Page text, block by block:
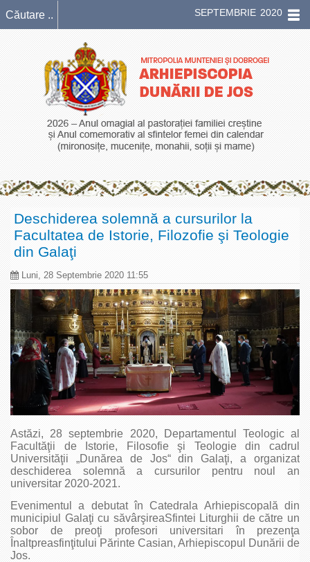
SEPTEMBRIE 2020
Deschiderea solemnă a cursurilor la
Facultatea de Istorie, Filozofie şi Teologie
din Galaţi
Luni, 28 Septembrie 2020 11:55
Astăzi, 28 septembrie 2020, Departamentul Teologic al
Facultăţii de Istorie, Filosofie şi Teologie din cadrul
Universităţii „Dunărea de Jos“ din Galaţi, a organizat
deschiderea solemnă a cursurilor pentru noul an
universitar 2020-2021.
Evenimentul a debutat în Catedrala Arhiepiscopală din
municipiul Galaţi cu săvârşireaSfintei Liturghii de către un
sobor de preoţi profesori universitari în prezenţa
Înaltpreasfinţitului Părinte Casian, Arhiepiscopul Dunării de
Jos.